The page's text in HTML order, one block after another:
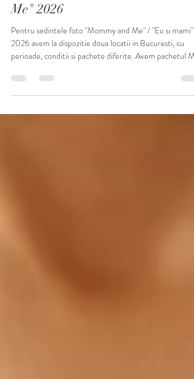
Me" 2026
Pentru sedintele foto "Mommy and Me" / "Eu si mami"
2026 avem la dispozitie doua locatii in Bucuresti, cu
perioade, conditii si pachete diferite. Avem pachetul
in mini studio si pachetul Maxi intr-o locatie inchiriata.